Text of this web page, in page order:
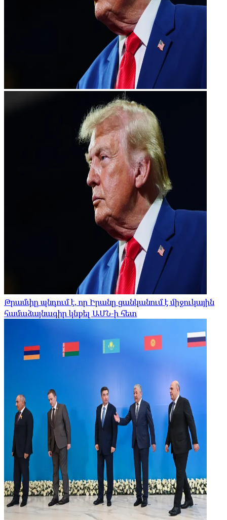
Թրամփը պնդում է, որ Իրանը ցանկանում է միջուկային
համաձայնագիր կնքել ԱՄՆ-ի հետ